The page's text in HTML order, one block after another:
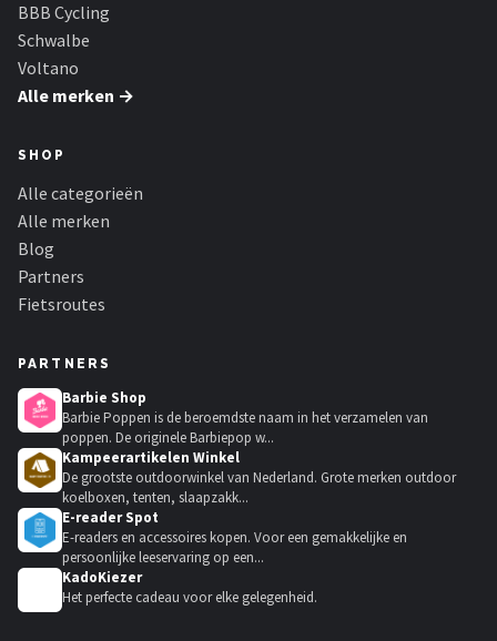
BBB Cycling
Schwalbe
Voltano
Alle merken →
SHOP
Alle categorieën
Alle merken
Blog
Partners
Fietsroutes
PARTNERS
Barbie Shop
Barbie Poppen is de beroemdste naam in het verzamelen van
poppen. De originele Barbiepop w...
Kampeerartikelen Winkel
De grootste outdoorwinkel van Nederland. Grote merken outdoor
koelboxen, tenten, slaapzakk...
E-reader Spot
E-readers en accessoires kopen. Voor een gemakkelijke en
persoonlijke leeservaring op een...
KadoKiezer
Het perfecte cadeau voor elke gelegenheid.